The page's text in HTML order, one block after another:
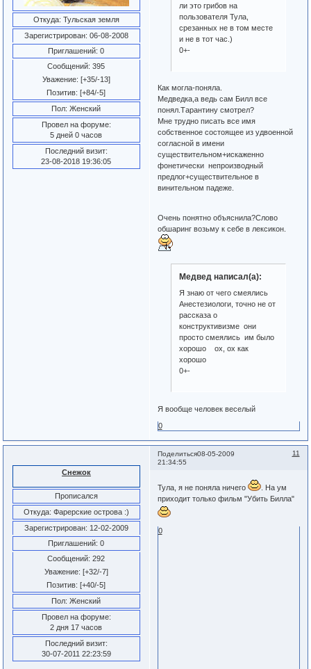
Откуда: Тульская земля
Зарегистрирован: 06-08-2008
Приглашений: 0
Сообщений: 395
Уважение: [+35/-13]
Позитив: [+84/-5]
Пол: Женский
Провел на форуме:
5 дней 0 часов
Последний визит:
23-08-2018 19:36:05
ли это грибов на
пользователя Тула,
срезанных не в том месте
и не в тот час.)
0+-
Как могла-поняла.
Медведка,а ведь сам Билл все
понял.Тарантину смотрел?
Мне трудно писать все имя
собственное состоящее из удвоенной
согласной в имени
существительном+искаженно
фонетически непроизводный
предлог+существительное в
винительном падеже.
Очень понятно объяснила?Слово
обшаринг возьму к себе в лексикон.
Медвед написал(а):
Я знаю от чего смеялись
Анестезиологи, точно не от
рассказа о
конструктивизме они
просто смеялись им было
хорошо ох, ох как
хорошо
0+-
Я вообще человек веселый
0
Поделиться 11
08-05-2009
21:34:55
Снежок
Прописался
Откуда: Фарерские острова :)
Зарегистрирован: 12-02-2009
Приглашений: 0
Сообщений: 292
Уважение: [+32/-7]
Позитив: [+40/-5]
Пол: Женский
Провел на форуме:
2 дня 17 часов
Последний визит:
30-07-2011 22:23:59
Тула, я не поняла ничего
. На ум
приходит только фильм "Убить Билла"
0